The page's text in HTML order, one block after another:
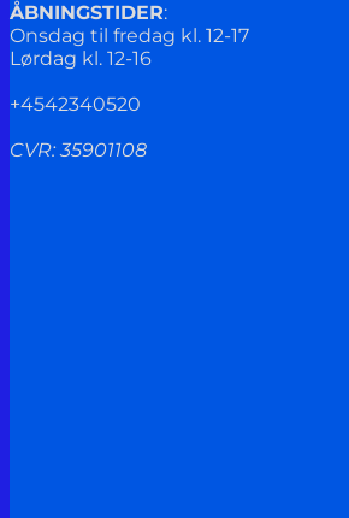
ÅBNINGSTIDER:
Onsdag til fredag kl. 12-17
Lørdag kl. 12-16
+4542340520
CVR: 35901108